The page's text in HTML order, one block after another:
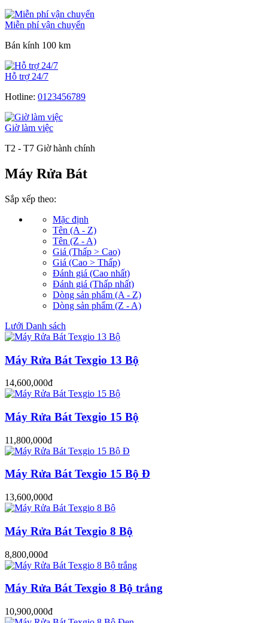
Miễn phí vận chuyển
Bán kính 100 km
Hỗ trợ 24/7
Hotline: 0123456789
Giờ làm việc
T2 - T7 Giờ hành chính
Máy Rửa Bát
Sắp xếp theo:
Mặc định
Tên (A - Z)
Tên (Z - A)
Giá (Thấp > Cao)
Giá (Cao > Thấp)
Đánh giá (Cao nhất)
Đánh giá (Thấp nhất)
Dòng sản phẩm (A - Z)
Dòng sản phẩm (Z - A)
Lưới Danh sách
Máy Rửa Bát Texgio 13 Bộ
14,600,000đ
Máy Rửa Bát Texgio 15 Bộ
11,800,000đ
Máy Rửa Bát Texgio 15 Bộ Đ
13,600,000đ
Máy Rửa Bát Texgio 8 Bộ
8,800,000đ
Máy Rửa Bát Texgio 8 Bộ trắng
10,900,000đ